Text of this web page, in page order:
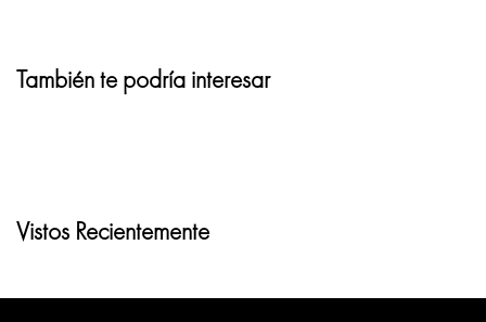
También te podría interesar
Vistos Recientemente